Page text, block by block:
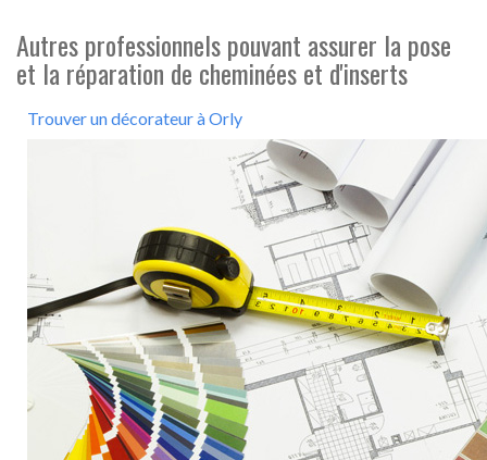
Autres professionnels pouvant assurer la pose
et la réparation de cheminées et d'inserts
Trouver un décorateur à Orly